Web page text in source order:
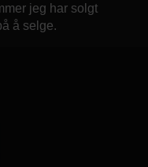
jeg har solgt
å selge.